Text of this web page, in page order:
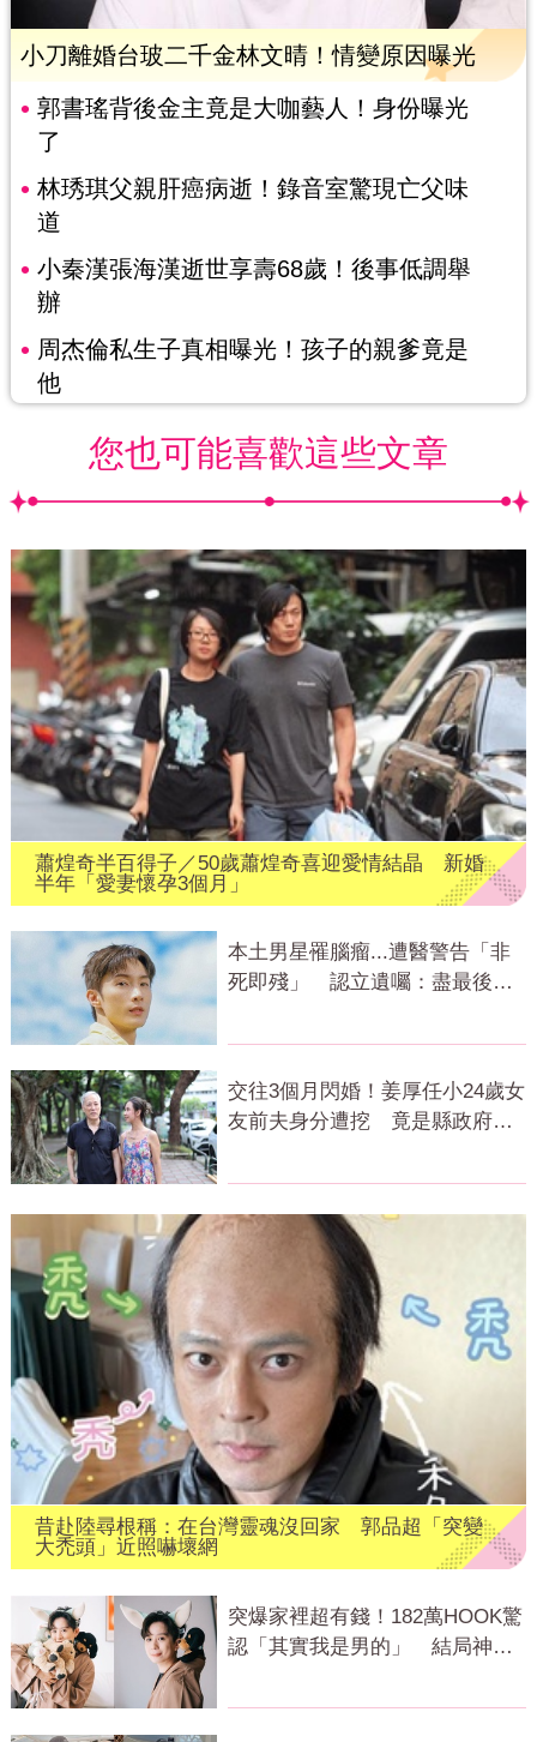
小刀離婚台玻二千金林文晴！情變原因曝光
郭書瑤背後金主竟是大咖藝人！身份曝光
了
林琇琪父親肝癌病逝！錄音室驚現亡父味
道
小秦漢張海漢逝世享壽68歲！後事低調舉
辦
周杰倫私生子真相曝光！孩子的親爹竟是
他
您也可能喜歡這些文章
蕭煌奇半百得子／50歲蕭煌奇喜迎愛情結晶 新婚
半年「愛妻懷孕3個月」
本土男星罹腦瘤...遭醫警告「非
死即殘」 認立遺囑：盡最後心
交往3個月閃婚！姜厚任小24歲女
友前夫身分遭挖 竟是縣政府高
昔赴陸尋根稱：在台灣靈魂沒回家 郭品超「突變
大禿頭」近照嚇壞網
突爆家裡超有錢！182萬HOOK驚
認「其實我是男的」 結局神反